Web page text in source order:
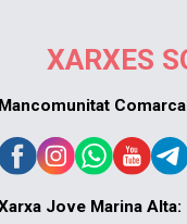
XARXES
Mancomunitat
Jove Marina Alta: